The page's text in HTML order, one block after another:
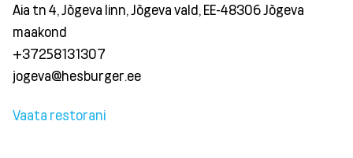
Aia tn 4, Jõgeva linn, Jõgeva vald, EE-48306 Jõgeva
maakond
+37258131307
jogeva@hesburger.ee
Vaata restorani